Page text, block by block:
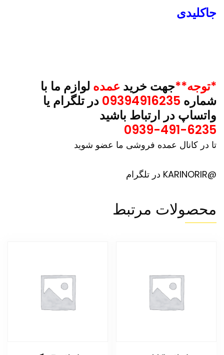
جاکلیدی
*توجه**جهت خرید عمده لوازم ما با
شماره
در تلگرام یا
واتساپ در ارتباط باشید
0939-491-6235
تا در کانال عمده فروشی ما عضو شوید
@KARINORIR در تلگرام
محصولات مرتبط